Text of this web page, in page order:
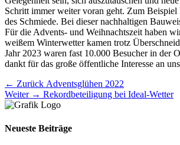
Schritt immer weiter voran geht. Zum Beispiel
des Schmiede. Bei dieser nachhaltigen
Für die Advents- und Weihnachtszeit haben
weißem Winterwetter kamen trotz
Jahr 2023 waren fast 10.000 Besucher in der
dankt für das große öffentliche Interesse an
Beitragsnavigation
← Zurück Vorhergehender
Beitrag:
Adventsglühen 2022
Weiter → Nächster
Beitrag:
Rekordbeteiligung bei Ideal-Wetter
Neueste Beiträge